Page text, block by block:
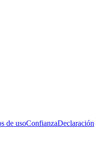
de usoConfianzaDeclaración